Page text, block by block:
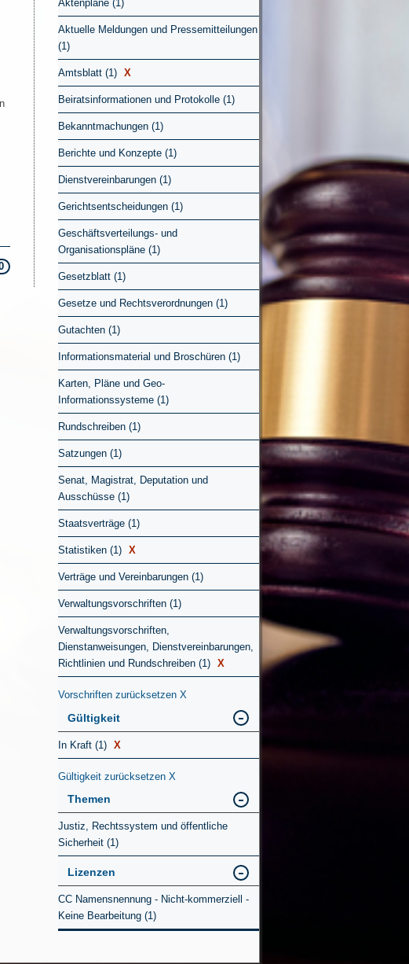
Aktenpläne (1)
Aktuelle Meldungen und Pressemitteilungen
(1)
Amtsblatt (1) X
Beiratsinformationen und Protokolle (1)
Bekanntmachungen (1)
Berichte und Konzepte (1)
Dienstvereinbarungen (1)
Gerichtsentscheidungen (1)
Geschäftsverteilungs- und
Organisationspläne (1)
Gesetzblatt (1)
Gesetze und Rechtsverordnungen (1)
Gutachten (1)
Informationsmaterial und Broschüren (1)
Karten, Pläne und Geo-
Informationssysteme (1)
Rundschreiben (1)
Satzungen (1)
Senat, Magistrat, Deputation und
Ausschüsse (1)
Staatsverträge (1)
Statistiken (1) X
Verträge und Vereinbarungen (1)
Verwaltungsvorschriften (1)
Verwaltungsvorschriften,
Dienstanweisungen, Dienstvereinbarungen,
Richtlinien und Rundschreiben (1) X
Vorschriften zurücksetzen X
Gültigkeit
In Kraft (1) X
Gültigkeit zurücksetzen X
Themen
Justiz, Rechtssystem und öffentliche
Sicherheit (1)
Lizenzen
CC Namensnennung - Nicht-kommerziell -
Keine Bearbeitung (1)